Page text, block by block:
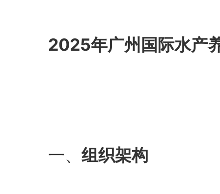
2025年广州国际水产
一、 组织架构